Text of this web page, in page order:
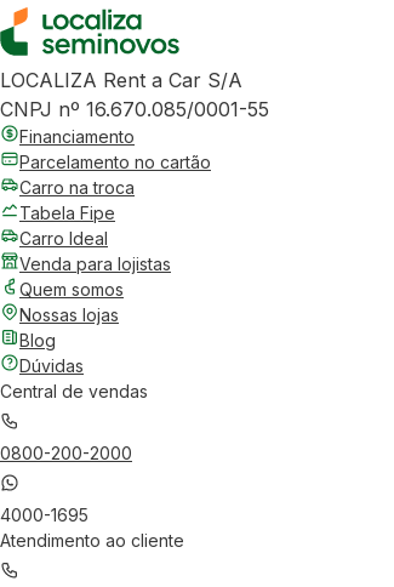
LOCALIZA Rent a Car S/A
CNPJ nº 16.670.085/0001-55
Financiamento
Parcelamento no cartão
Carro na troca
Tabela Fipe
Carro Ideal
Venda para lojistas
Quem somos
Nossas lojas
Blog
Dúvidas
Central de vendas
0800-200-2000
4000-1695
Atendimento ao cliente